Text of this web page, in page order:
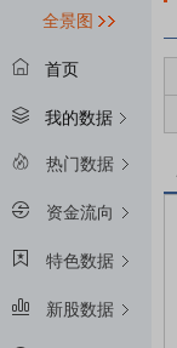
全景图
首页
我的数据
热门数据
资金流向
特色数据
新股数据